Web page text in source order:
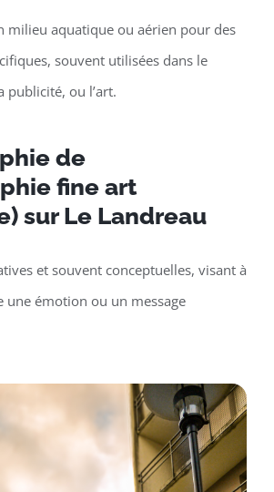
milieu aquatique ou aérien pour des
souvent utilisées dans le
publicité, ou l’art.
de
fine art
sur Le Landreau
et souvent conceptuelles, visant à
une émotion ou un message